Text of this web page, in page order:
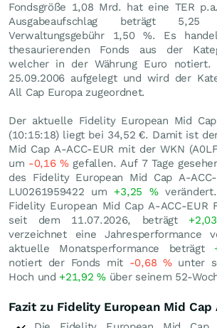
Fondsgröße 1,08 Mrd. hat eine TER
Ausgabeaufschlag beträgt
Verwaltungsgebühr 1,50 %. Es
thesaurierenden Fonds aus der
welcher in der Währung Euro notiert.
25.09.2006 aufgelegt und wird der
All Cap Europa zugeordnet.
Der aktuelle Fidelity European Mid
(10:15:18) liegt bei 34,52 €. Damit ist
Mid Cap A-ACC-EUR mit der WKN
um -0,16%gefallen. Auf 7 Tage
des Fidelity European Mid Cap A-
LU0261959422 um +3,25 %
Fidelity European Mid Cap A-ACC-EUR
seit dem 11.07.2026, beträgt
verzeichnet eine Jahresperformance
aktuelle Monatsperformance beträgt
notiert der Fonds mit -0,68 %unter
Hoch und +21,92%über seinem 52-
Fazit zu Fidelity European Mid Cap